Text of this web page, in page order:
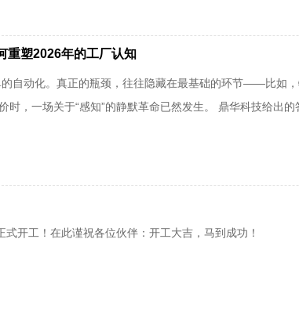
重塑2026年的工厂认知
自动化。真正的瓶颈，往往隐藏在最基础的环节——比如
，一场关于“感知”的静默革命已然发生。 鼎华科技给出
开工！在此谨祝各位伙伴：开工大吉，马到成功！